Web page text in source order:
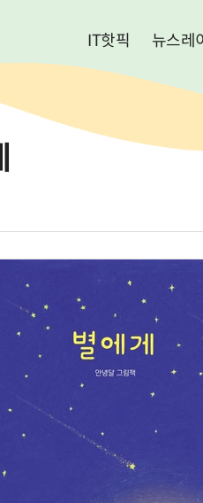
IT핫픽 뉴스레